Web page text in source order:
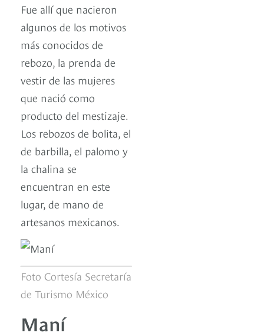
Fue allí que nacieron
algunos de los motivos
más conocidos de
rebozo, la prenda de
vestir de las mujeres
que nació como
producto del mestizaje.
Los rebozos de bolita, el
de barbilla, el palomo y
la chalina se
encuentran en este
lugar, de mano de
artesanos mexicanos.
Foto Cortesía Secretaría
de Turismo México
Maní